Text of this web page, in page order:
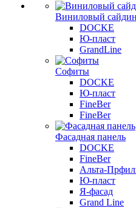
Виниловый
DOCKE
Ю-пласт
GrandLine
Софиты
DOCKE
Ю-пласт
FineBer
FineBer
Фасадная панель
DOCKE
FineBer
Альта-
Ю-пласт
Я-фасад
Grand Line